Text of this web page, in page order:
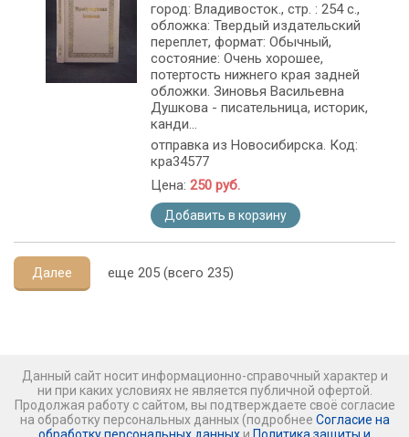
город: Владивосток., стр. : 254 с.,
обложка: Твердый издательский
переплет, формат: Обычный,
состояние: Очень хорошее,
потертость нижнего края задней
обложки. Зиновья Васильевна
Душкова - писательница, историк,
канди...
отправка из Новосибирска. Код:
кра34577
Цена: 250 руб.
Добавить в корзину
Далее еще 205 (всего 235)
Данный сайт носит информационно-справочный характер и
ни при каких условиях не является публичной офертой.
Продолжая работу с сайтом, вы подтверждаете своё согласие
на обработку персональных данных (подробнее Согласие на